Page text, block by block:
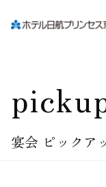
宴会 ピックア